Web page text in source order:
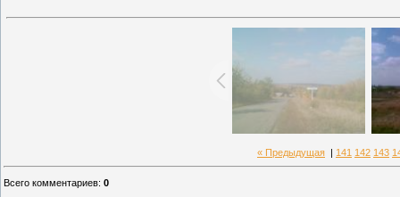
« Предыдущая 141 142 143
Всего комментариев: 0